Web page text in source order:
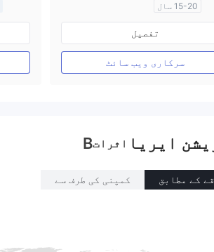
15-20 سال
آسٹریلیا ریگولیشن
مارکیٹ سازی کا لائسنس (MM)
مین ٹائٹل MT4
تفصیل
سرکاری ویب سائٹ
ایریا اثراتB
کے مطابق کمپنی کی طرف سے